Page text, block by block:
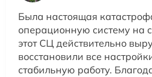
Была настоящая
операционную систему на
этот СЦ действительно
восстановили все
стабильную работу.